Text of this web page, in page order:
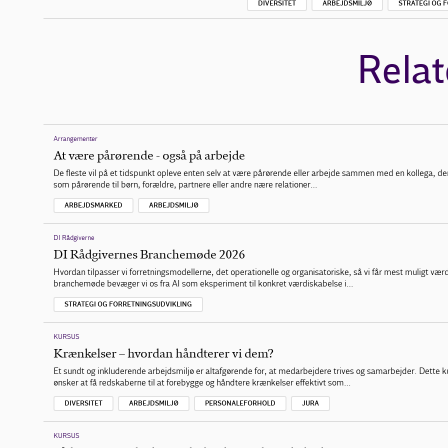
DIVERSITET ARBEJDSMILJØ STRATEGI OG
Arrangementer
At være pårørende - også på arbejde
De fleste vil på et tidspunkt opleve enten selv at være pårørende eller arbejde sammen med en kollega,
som pårørende til børn, forældre, partnere eller andre nære relationer…
ARBEJDSMARKED ARBEJDSMILJØ
DI Rådgiverne
DI Rådgivernes Branchemøde 2026
Hvordan tilpasser vi forretningsmodellerne, det operationelle og organisatoriske, så vi får mest muligt
branchemøde bevæger vi os fra AI som eksperiment til konkret værdiskabelse i…
STRATEGI OG FORRETNINGSUDVIKLING
KURSUS
Krænkelser – hvordan håndterer vi dem?
Et sundt og inkluderende arbejdsmiljø er altafgørende for, at medarbejdere trives og samarbejder. Dette
ønsker at få redskaberne til at forebygge og håndtere krænkelser effektivt som…
DIVERSITET ARBEJDSMILJØ PERSONALEFORHOLD JURA
KURSUS